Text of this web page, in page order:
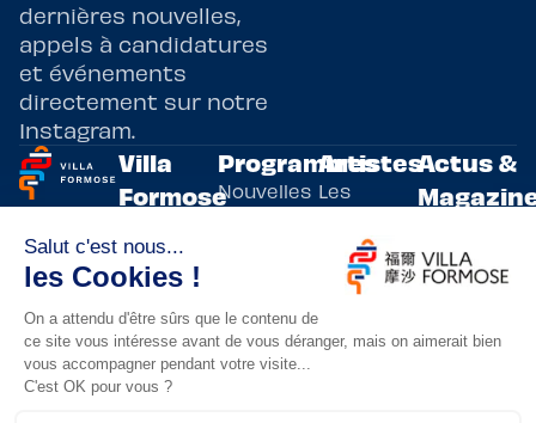
dernières nouvelles,
appels à candidatures
et événements
directement sur notre
Instagram.
Programmes
de
résidences
artistiques
bilatérales,
entre la
France et
Taïwan.
Villa
Formose
Adoptez
un artiste
Lieux de
résidence
Programmes
Nouvelles
écritures
Arts
vivants
innovants
Artistes
Les
artistes
résidents
Evènements
Actus &
actualités